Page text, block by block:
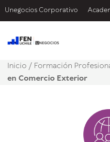
Unegocios Corporativo
Inicio / Formación
en Comercio Exterior